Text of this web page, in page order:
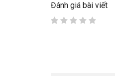
Đánh giá bài viết